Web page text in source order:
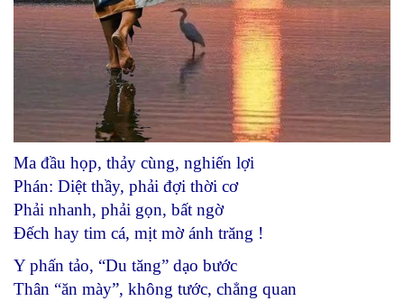
Ma đầu họp, thảy cùng, nghiến lợi
Phán: Diệt thầy, phải đợi thời cơ
Phải nhanh, phải gọn, bất ngờ
Đếch hay tim cá, mịt mờ ánh trăng !
Y phấn tảo, “Du tăng” dạo bước
Thân “ăn mày”, không tước, chẳng quan